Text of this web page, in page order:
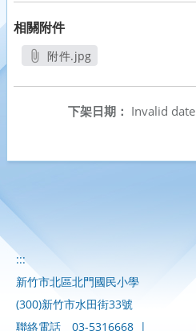
相關附件
附件.jpg
下架日期： Invalid date
:::
新竹市北區北門國民小學
(300)新竹市水田街33號
聯絡電話
03-5316668 |